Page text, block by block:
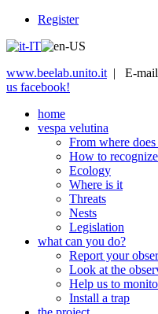
Register
www.beelab.unito.it | E-
us facebook!
home
vespa velutina
From where
How to
Ecology
Where is it
Threats
Nests
Legislation
what can you do?
Report your
Look at the
Help us to
Install a trap